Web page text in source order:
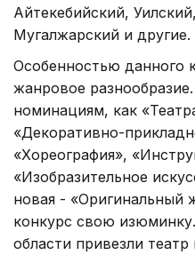
Айтекебийский,
Мугалжарский и другие.
Особенностью данного
жанровое
номинациям, как
«Декоративно-
«Хореография»,
«Изобразительное
новая - «Оригинальный
конкурс свою
области привезли